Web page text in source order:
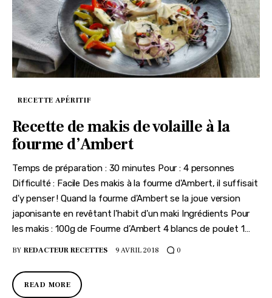
Évènements
RECETTE APÉRITIF
Recette de makis de volaille à la
fourme d’Ambert
Temps de préparation : 30 minutes Pour : 4 personnes
Difficulté : Facile Des makis à la fourme d'Ambert, il suffisait
d'y penser ! Quand la fourme d'Ambert se la joue version
japonisante en revêtant l'habit d'un maki Ingrédients Pour
les makis : 100g de Fourme d’Ambert 4 blancs de poulet 1…
BY REDACTEUR RECETTES 9 AVRIL 2018 0
READ MORE